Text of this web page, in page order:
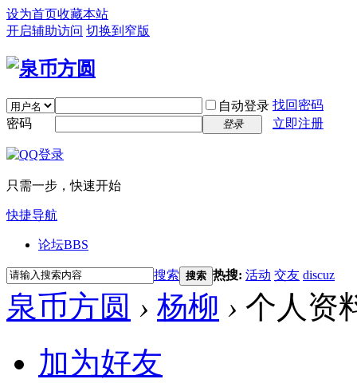
设为首页收藏本站
开启辅助访问 切换到窄版
自动登录 找回密码
密码
登录 立即注册
只需一步，快速开始
快捷导航
论坛BBS
搜索 搜索 热搜: 活动 交友 discuz
泉币方圆 › 杨柳 › 个人资
加为好友